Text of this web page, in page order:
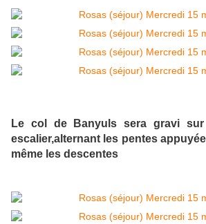
Le col de Banyuls sera gravi
escalier,alternant les pentes
même les descentes